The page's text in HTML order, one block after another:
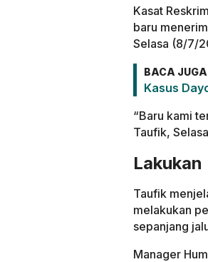
Kasat
baru
Selasa (8/7/
BACA JUGA
Kasus
“Baru kami
Taufik,
Taufik
melakukan
sepanjang
Manager